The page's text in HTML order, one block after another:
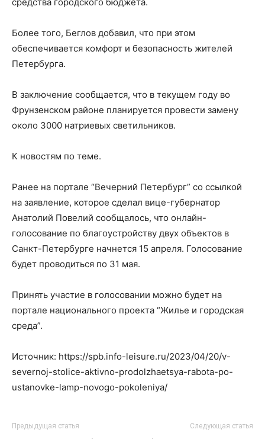
Более того, Беглов добавил, что при этом
обеспечивается комфорт и безопасность жителей
Петербурга.
В заключение сообщается, что в текущем году во
Фрунзенском районе планируется провести замену
около 3000 натриевых светильников.
К новостям по теме.
Ранее на портале “Вечерний Петербург” со ссылкой
на заявление, которое сделал вице-губернатор
Анатолий Повелий сообщалось, что онлайн-
голосование по благоустройству двух объектов в
Санкт-Петербурге начнется 15 апреля. Голосование
будет проводиться по 31 мая.
Принять участие в голосовании можно будет на
портале национального проекта “Жилье и городская
среда”.
Источник: https://spb.info-leisure.ru/2023/04/20/v-
severnoj-stolice-aktivno-prodolzhaetsya-rabota-po-
ustanovke-lamp-novogo-pokoleniya/
Предыдущая статья Следующая статья